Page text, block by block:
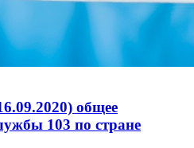
общее
103 по стране